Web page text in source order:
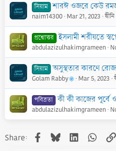
সিয়াম শারঈ ওজরে কেউ রমজানের রোজা ছেড়ে দিলে এবং তা
naim14300 Mar 21, 2023
প্রশ্নোত্তর ইসলামী শরীয়তে স্বপ্নের কোন গুরুত্ব
abdulazizulhakimgrameen
সিয়াম অসুস্থতার কারণে
Golam Rabby Mar 5, 2023
পবিত্রতা কী কী কাজের পূর্বে ওযু করা
abdulazizulhakimgrameen
Share: Facebook
BlueskyLinkedIn